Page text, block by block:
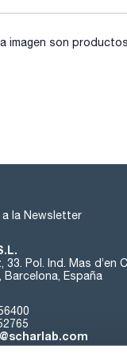
2,4'-DDE 100ug/ml
trans-Chlordane
Heptachlor-exo-
son
la Newsletter
33. Pol. Ind. Mas d’en
Barcelona, España